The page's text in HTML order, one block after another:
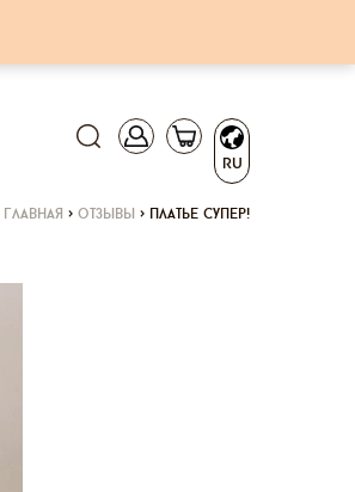
RU
главная > отзывы > платье супер!